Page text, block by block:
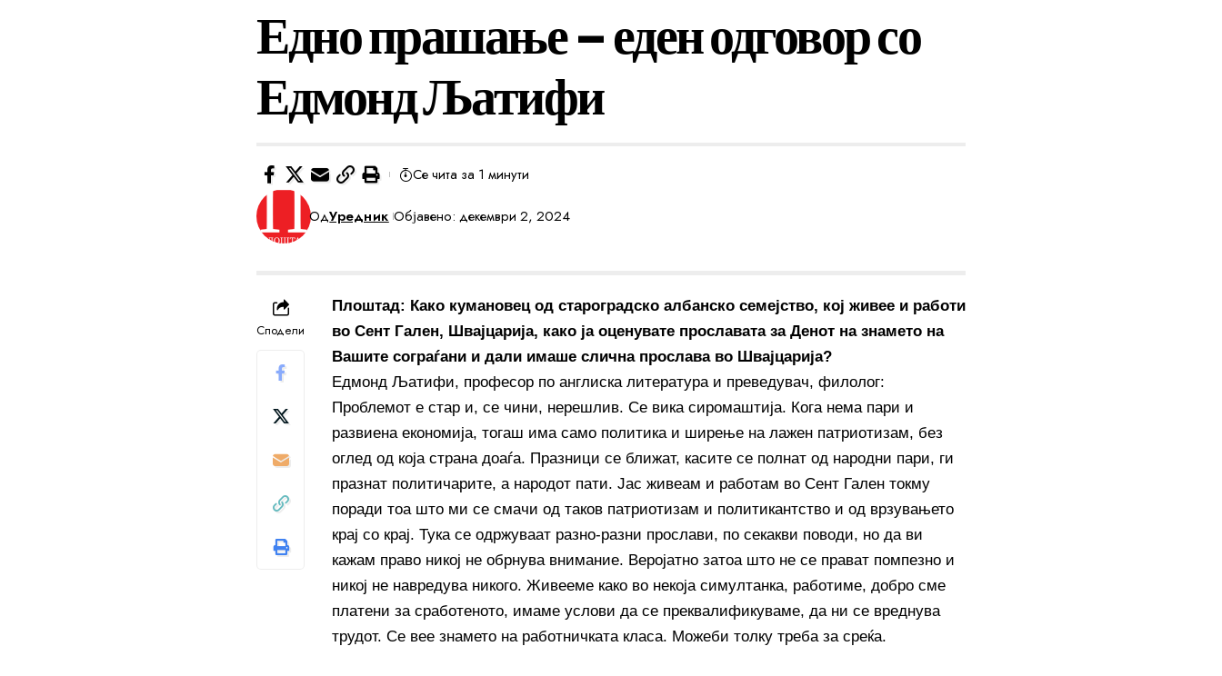
Едно прашање – еден одговор со
Едмонд Љатифи
ОдУредник Објавено: декември 2, 2024
Се чита за 1 минути
Сподели
Плоштад: Како кумановец од староградско албанско семејство, кој живее и работи
во Сент Гален, Швајцарија, како ја оценувате прославата за Денот на знамето на
Вашите сограѓани и дали имаше слична прослава во Швајцарија?
Едмонд Љатифи, професор по англиска литература и преведувач, филолог:
Проблемот е стар и, се чини, нерешлив. Се вика сиромаштија. Кога нема пари и
развиена економија, тогаш има само политика и ширење на лажен патриотизам, без
оглед од која страна доаѓа. Празници се ближат, касите се полнат од народни пари, ги
празнат политичарите, а народот пати. Јас живеам и работам во Сент Гален токму
поради тоа што ми се смачи од таков патриотизам и политикантство и од врзувањето
крај со крај. Тука се одржуваат разно-разни прослави, по секакви поводи, но да ви
кажам право никој не обрнува внимание. Веројатно затоа што не се прават помпезно и
никој не навредува никого. Живееме како во некоја симултанка, работиме, добро сме
платени за сработеното, имаме услови да се преквалификуваме, да ни се вреднува
трудот. Се вее знамето на работничката класа. Можеби толку треба за среќа.